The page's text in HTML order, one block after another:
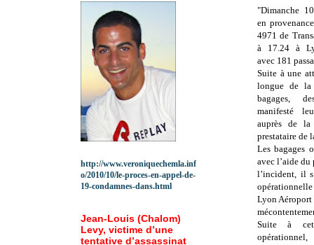
"Dimanche
en
4971 de
à 17.24 à
avec 181
Suite à une
longue de la
bagages,
manifesté
auprès de
prestataire de
Les bagages
avec l’aide du
l’incident, il
opérationnelle
Lyon Aéroport
Suite à
http://www.veroniquechemla.inf
o/2010/10/le-proces-en-appel-de-
19-condamnes-dans.html
Jean-Louis (Chalom)
Levy, victime d’une
tentative d’assassinat